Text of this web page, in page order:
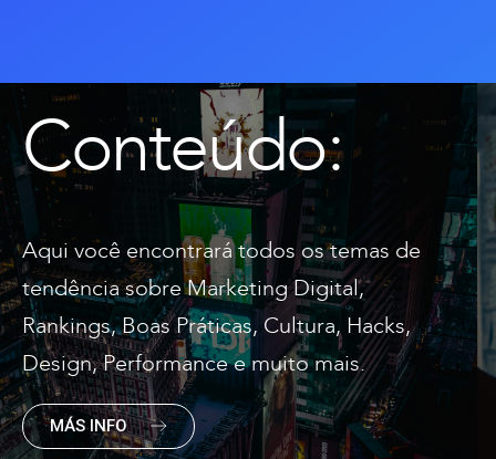
Conteúdo:
Aqui você encontrará todos os temas de
tendência sobre Marketing Digital,
Rankings, Boas Práticas, Cultura, Hacks,
Design, Performance e muito mais.
MÁS INFO